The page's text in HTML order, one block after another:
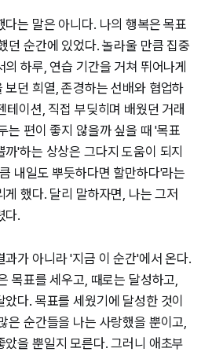
다는 말은 아니다. 나의 행복은 목표
던 순간에 있었다. 놀라울 만큼 집중
의 하루, 연습 기간을 거쳐 뛰어나게
보던 희열, 존경하는 선배와 협업하
테이션, 직접 부딪히며 배웠던 거래
는 편이 좋지 않을까 싶을 때 '목표
'하는 상상은 그다지 도움이 되지
내일도 뿌듯하다면 할만하다'라는
게 했다. 달리 말하자면, 나는 그저
다.
과가 아니라 '지금 이 순간'에서 온다.
목표를 세우고, 때로는 달성하고,
다. 목표를 세웠기에 달성한 것이
은 순간들을 나는 사랑했을 뿐이고,
았을 뿐일지 모른다. 그러니 애초부